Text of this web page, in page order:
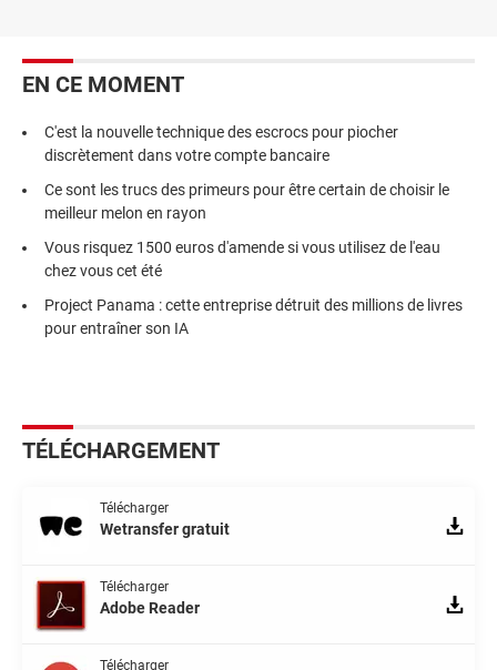
EN CE MOMENT
C'est la nouvelle technique des escrocs pour piocher
discrètement dans votre compte bancaire
Ce sont les trucs des primeurs pour être certain de choisir le
meilleur melon en rayon
Vous risquez 1500 euros d'amende si vous utilisez de l'eau
chez vous cet été
Project Panama : cette entreprise détruit des millions de livres
pour entraîner son IA
TÉLÉCHARGEMENT
Télécharger
Wetransfer gratuit
Télécharger
Adobe Reader
Télécharger